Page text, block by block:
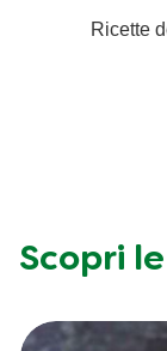
Insaporitori
Ricette
Scopri